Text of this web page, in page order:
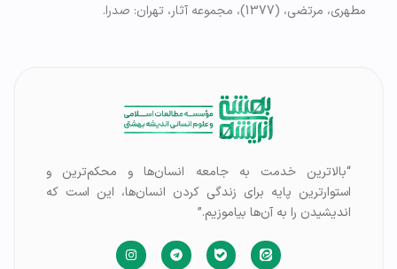
مطهری، مرتضی، (1377)، مجموعه آثار، تهران: صدرا.
“بالاترین خدمت به جامعه انسان‌ها و محکم‌ترین و
استوارترین پایه برای زندگی کردن انسان‌ها، این است که
اندیشیدن را به آن‌ها بیاموزیم.”